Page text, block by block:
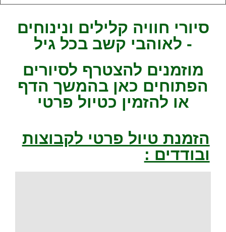
סיורי חוויה קלילים ונינוחים
- לאוהבי קשב בכל גיל
מוזמנים להצטרף לסיורים
הפתוחים כאן בהמשך הדף
או להזמין כטיול פרטי
הזמנת טיול פרטי לקבוצות
ובודדים :